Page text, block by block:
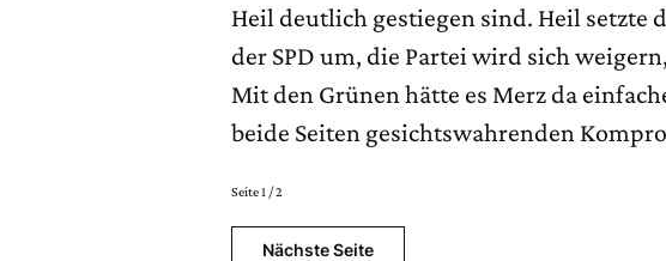
Heil deutlich gestiegen sind. Heil setzte
der SPD um, die Partei wird sich
Mit den Grünen hätte es Merz da
beide Seiten gesichtswahrenden
Seite 1 / 2
Nächste Seite